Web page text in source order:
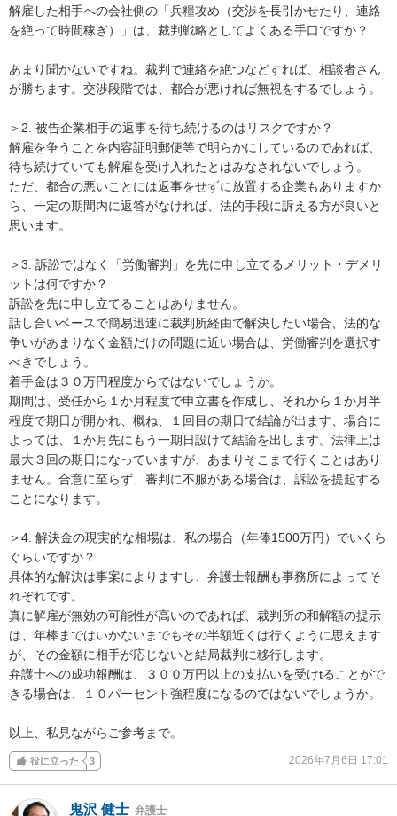
解雇した相手への会社側の「兵糧攻め（交渉を長引かせたり、連絡
を絶って時間稼ぎ）」は、裁判戦略としてよくある手口ですか？
あまり聞かないですね。裁判で連絡を絶つなどすれば、相談者さん
が勝ちます。交渉段階では、都合が悪ければ無視をするでしょう。
＞2. 被告企業相手の返事を待ち続けるのはリスクですか？
解雇を争うことを内容証明郵便等で明らかにしているのであれば、
待ち続けていても解雇を受け入れたとはみなされないでしょう。
ただ、都合の悪いことには返事をせずに放置する企業もありますか
ら、一定の期間内に返答がなければ、法的手段に訴える方が良いと
思います。
＞3. 訴訟ではなく「労働審判」を先に申し立てるメリット・デメリ
ットは何ですか？
訴訟を先に申し立てることはありません。
話し合いベースで簡易迅速に裁判所経由で解決したい場合、法的な
争いがあまりなく金額だけの問題に近い場合は、労働審判を選択す
べきでしょう。
着手金は３０万円程度からではないでしょうか。
期間は、受任から１か月程度で申立書を作成し、それから１か月半
程度で期日が開かれ、概ね、１回目の期日で結論が出ます、場合に
よっては、１か月先にもう一期日設けて結論を出します。法律上は
最大３回の期日になっていますが、あまりそこまで行くことはあり
ません。合意に至らず、審判に不服がある場合は、訴訟を提起する
ことになります。
＞4. 解決金の現実的な相場は、私の場合（年俸1500万円）でいくら
ぐらいですか？
具体的な解決は事案によりますし、弁護士報酬も事務所によってそ
れぞれです。
真に解雇が無効の可能性が高いのであれば、裁判所の和解額の提示
は、年棒まではいかないまでもその半額近くは行くように思えます
が、その金額に相手が応じないと結局裁判に移行します。
弁護士への成功報酬は、３００万円以上の支払いを受けtることがで
きる場合は、１０パーセント強程度になるのではないでしょうか。
以上、私見ながらご参考まで。
役に立った 3 2026年7月6日 17:01
鬼沢 健士 弁護士